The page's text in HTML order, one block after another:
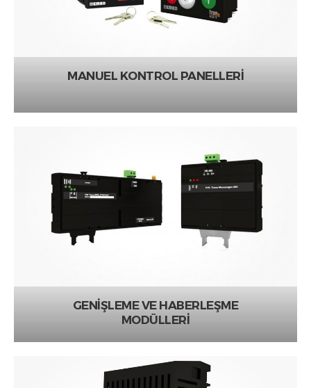
MANUEL KONTROL PANELLERİ
GENİŞLEME VE HABERLEŞME
MODÜLLERİ